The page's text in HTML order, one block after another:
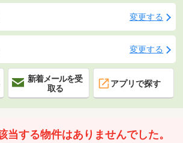
変更する
変更する
新着メールを受
取る
アプリで探す
当する物件はありませんでした。